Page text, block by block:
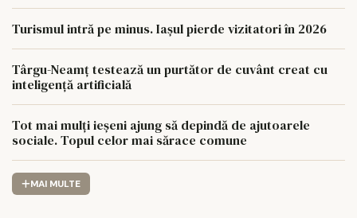
Turismul intră pe minus. Iașul pierde vizitatori în 2026
Târgu-Neamț testează un purtător de cuvânt creat cu
inteligență artificială
Tot mai mulți ieșeni ajung să depindă de ajutoarele
sociale. Topul celor mai sărace comune
MAI MULTE